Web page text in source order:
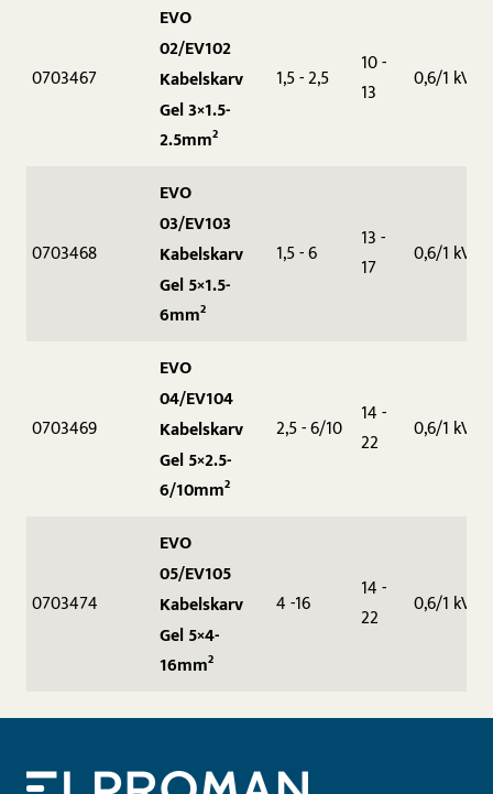
0703467
EVO
02/EV102
Kabelskarv
Gel 3×1.5-
2.5mm²
1,5 - 2,5
10 -
13
0,6/1 kV
0703468
EVO
03/EV103
Kabelskarv
Gel 5×1.5-
6mm²
1,5 - 6
13 -
17
0,6/1 kV
0703469
EVO
04/EV104
Kabelskarv
Gel 5×2.5-
6/10mm²
2,5 - 6/10
14 -
22
0,6/1 kV
0703474
EVO
05/EV105
Kabelskarv
Gel 5×4-
16mm²
4 -16
14 -
22
0,6/1 kV